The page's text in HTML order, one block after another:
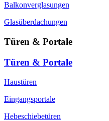
Balkonverglasungen
Glasüberdachungen
Türen & Portale
Türen & Portale
Haustüren
Eingangsportale
Hebeschiebetüren